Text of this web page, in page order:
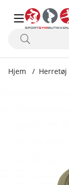
Hjem Herretøj
Produktbilleder